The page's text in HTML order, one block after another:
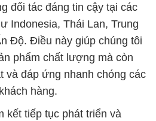
đối tác đáng tin cậy tại các
Indonesia, Thái Lan, Trung
Độ. Điều này giúp chúng tôi
phẩm chất lượng mà còn
và đáp ứng nhanh chóng các
hàng.
kết tiếp tục phát triển và